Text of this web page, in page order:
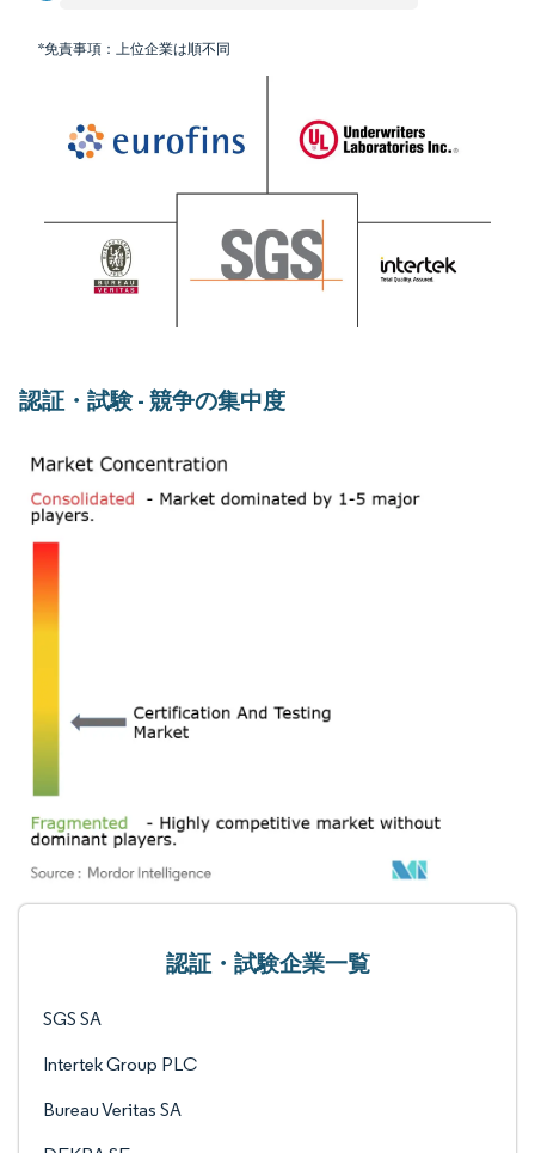
*免責事項：上位企業は順不同
認証・試験 - 競争の集中度
認証・試験企業一覧
SGS SA
Intertek Group PLC
Bureau Veritas SA